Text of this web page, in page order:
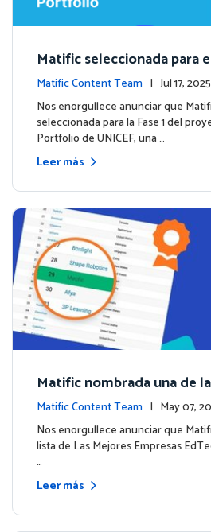
Matific seleccionada para
Unicorn de UNICEF:
apa
Matific Content Team | Jul 17,
ntos
Nos enorgullece anunciar que
seleccionada para la Fase 1 del
Portfolio de UNICEF, una …
Leer más
Matific nombrada una de
presas EdTech del mundo
Matific Content Team | May 07,
ventos
Nos enorgullece anunciar que
lista de Las Mejores Empresas
…
Leer más